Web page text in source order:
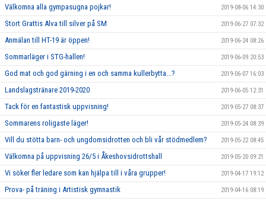
Välkomna alla gympasugna pojkar! 2019-08-06 14:30
Stort Grattis Alva till silver på SM 2019-06-27 07:32
Anmälan till HT-19 är öppen! 2019-06-24 08:26
Sommarläger i STG-hallen! 2019-06-09 20:53
God mat och god gärning i en och samma kullerbytta...? 2019-06-07 16:03
Landslagstränare 2019-2020 2019-06-05 12:31
Tack för en fantastisk uppvisning! 2019-05-27 08:37
Sommarens roligaste läger! 2019-05-24 08:39
Vill du stötta barn- och ungdomsidrotten och bli vår stödmedlem? 2019-05-22 08:45
Välkomna på uppvisning 26/5 i Åkeshovsidrottshall 2019-05-20 09:21
Vi söker fler ledare som kan hjälpa till i våra grupper! 2019-04-17 19:12
Prova- på träning i Artistisk gymnastik 2019-04-16 08:19